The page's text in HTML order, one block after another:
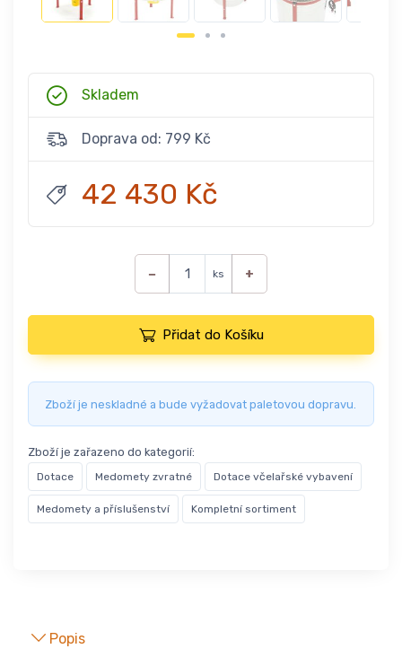
Skladem
Doprava od: 799 Kč
42 430 Kč
− ks +
Přidat do Košíku
Zboží je neskladné a bude vyžadovat paletovou dopravu.
Zboží je zařazeno do kategorií:
Dotace Medomety zvratné Dotace včelařské vybavení
Medomety a příslušenství Kompletní sortiment
Popis